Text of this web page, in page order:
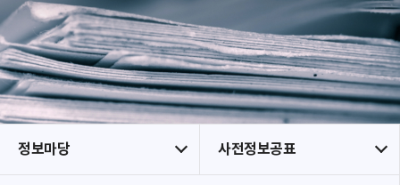
정보마당 사전정보공표